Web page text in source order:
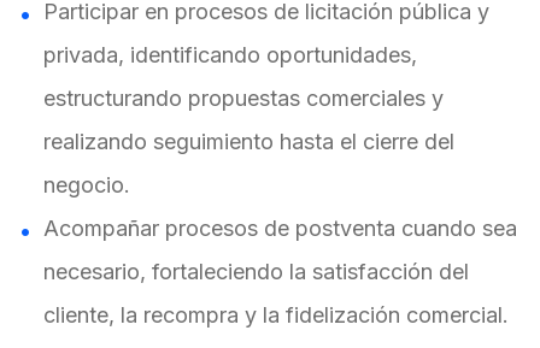
Participar en procesos de licitación pública y
privada, identificando oportunidades,
estructurando propuestas comerciales y
realizando seguimiento hasta el cierre del
negocio.
Acompañar procesos de postventa cuando sea
necesario, fortaleciendo la satisfacción del
cliente, la recompra y la fidelización comercial.